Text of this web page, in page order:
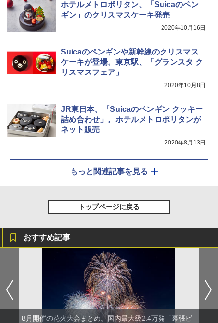
電動エアーポンプ SUP用 20PSI 電動ポンプ
ゴムボート 空気入れ 空気抜き 自動停止 過熱
ホテルメトロポリタン、「Suicaのペン
ギン」のクリスマスケーキ発売
2020年10月16日
Suicaのペンギンや新幹線のクリスマス
ケーキが登場。東京駅、「グランスタ ク
リスマスフェア」
2020年10月8日
JR東日本、「Suicaのペンギン クッキー
詰め合わせ」。ホテルメトロポリタンが
ネット販売
2020年8月13日
もっと関連記事を見る
トップページに戻る
おすすめ記事
8月開催の花火大会まとめ。国内最大級2.4万発「幕張ビ